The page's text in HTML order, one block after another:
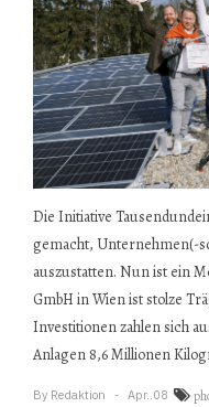
Die Initiative
gemacht, Unternehmen(-
auszustatten. Nun ist ein
GmbH in Wien ist stolze
Investitionen zahlen sich
Anlagen 8,6 Millionen
By Redaktion Apr..08